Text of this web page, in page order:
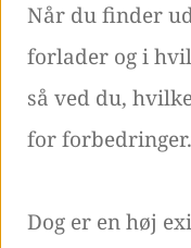
Når du finder
forlader og i
så ved du,
for forbedringer.
Dog er en høj